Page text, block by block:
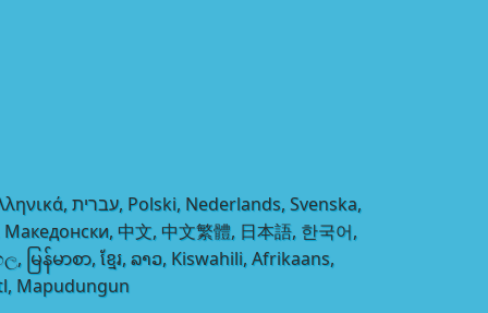
中文, 中文繁體, 日本語, 한국어,
မြန်မာစာ, ខ្មែរ, ລາວ, Kiswahili, Afrikaans,
Mapudungun